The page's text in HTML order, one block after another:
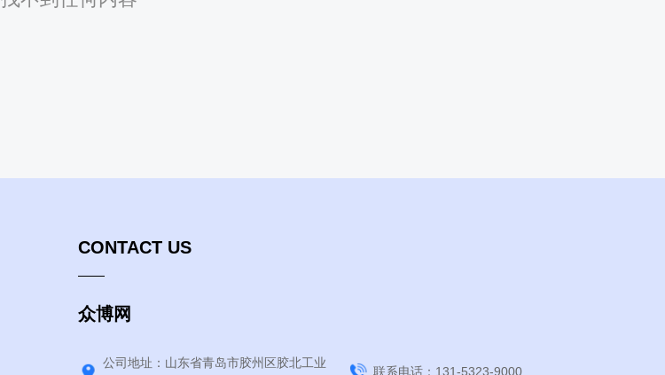
CONTACT US
众博网
公司地址：山东省青岛市胶州区胶北工业
联系电话：131-5323-9000